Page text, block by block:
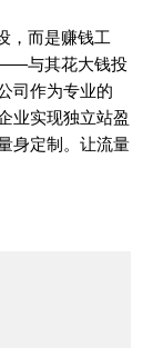
，而是赚钱工
与其花大钱投
司作为专业的
业实现独立站盈
身定制。让流量